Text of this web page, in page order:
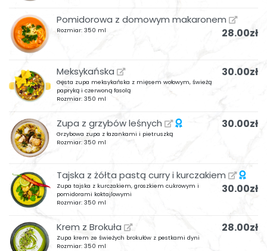
Pomidorowa z domowym makaronem
28.00zł
Rozmiar: 350 ml
Meksykańska 30.00zł
Gęsta zupa meksykańska z mięsem wołowym, świeżą
papryką i czerwoną fasolą
Rozmiar: 350 ml
Zupa z grzybów leśnych 30.00zł
Grzybowa zupa z łazankami i pietruszką
Rozmiar: 350 ml
Tajska z żółta pastą curry i kurczakiem
30.00zł
Zupa tajska z kurczakiem, groszkiem cukrowym i
pomidorami koktajlowymi
Rozmiar: 350 ml
Krem z Brokuła 28.00zł
Zupa krem ze świeżych brokułów z pestkami dyni
Rozmiar: 350 ml